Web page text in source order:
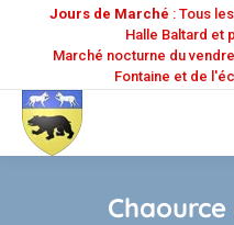
Jours de Marché : Tous
Halle Baltard et
Marché nocturne du
Fontaine et de